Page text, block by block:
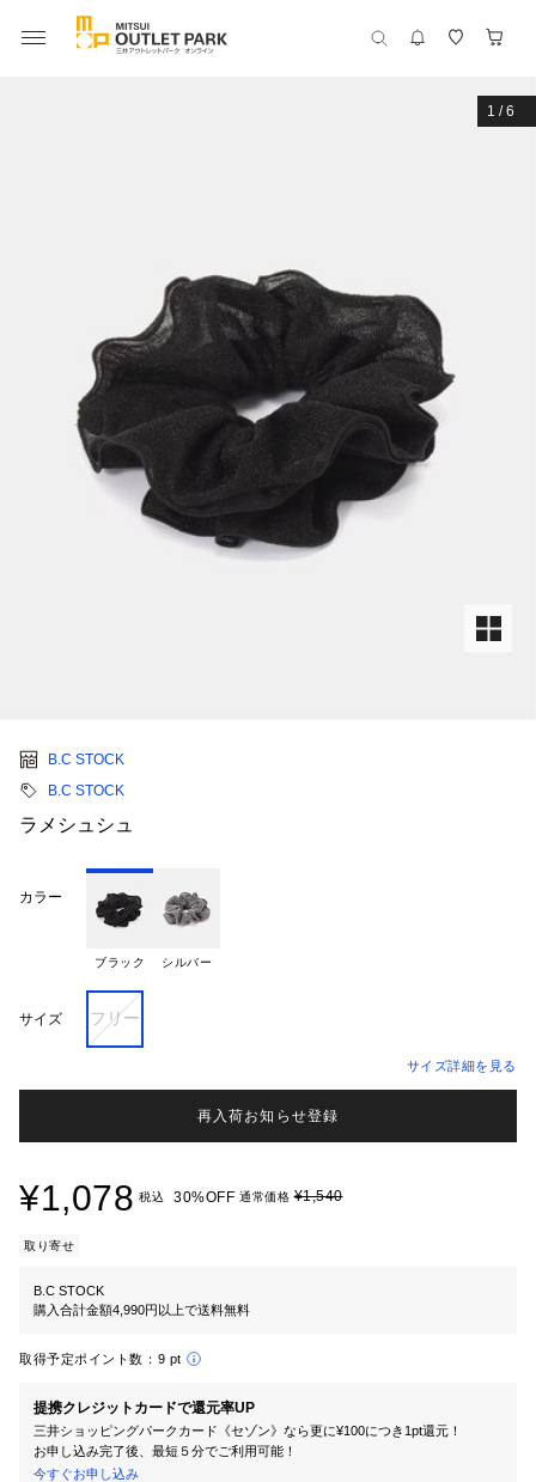
1 /6
B.C STOCK
B.C STOCK
ラメシュシュ
カラー
ブラック シルバー
サイズ フリー
サイズ詳細を見る
再入荷お知らせ登録
¥1,078 税込 30%OFF 通常価格¥1,540
取り寄せ
B.C STOCK
購入合計金額4,990円以上で送料無料
取得予定ポイント数： 9 pt
提携クレジットカードで還元率UP
三井ショッピングパークカード《セゾン》なら更に¥100につき1pt還元！
お申し込み完了後、最短５分でご利用可能！
今すぐお申し込み